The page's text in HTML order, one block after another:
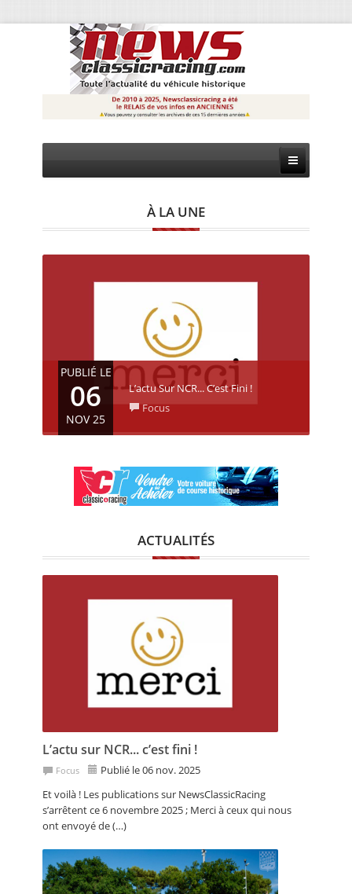
CIRCUIT
RALLYE
CALENDRIER
FOCUS
VIDEO
PETITES ANNONCES
À LA UNE
PUBLIÉ LE
06
NOV 25
L’actu Sur NCR... C’est Fini !
Focus
Et voilà ! Les publications sur
ce 6 novembre 2025 ; Merci à
ceux qui nous ont envoyé
de (…)
ACTUALITÉS
L’actu sur NCR... c’est fini !
Focus
Publié le 06 nov. 2025
Et voilà ! Les publications sur NewsClassicRacing
s’arrêtent ce 6 novembre 2025 ; Merci à ceux qui nous
ont envoyé de (…)